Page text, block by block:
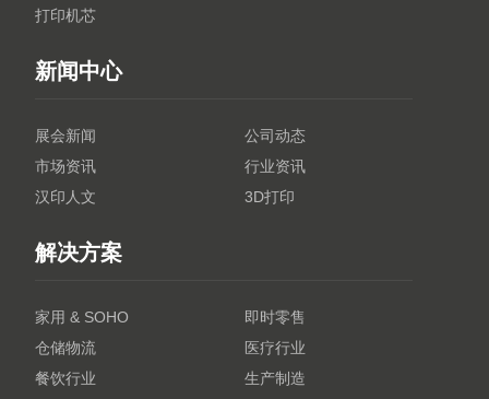
打印机芯
新闻中心
展会新闻
公司动态
市场资讯
行业资讯
汉印人文
3D打印
解决方案
家用 & SOHO
即时零售
仓储物流
医疗行业
餐饮行业
生产制造